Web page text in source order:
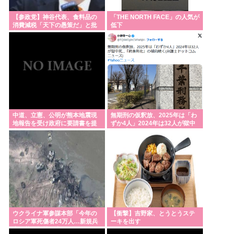
【参政党】神谷代表、食料品の
消費減税「天下の愚策だ」と批
判
「THE NORTH FACE」の人気が
低下
中道、立憲、公明が熊本地震現
地報告を受け政府に要請書を提
出へ
無期刑の仮釈放、2025年は「わ
ずか4人」2024年は32人が獄中
ウクライナ軍参謀本部「今年の
ロシア軍死傷者24万人…新規兵
力の募集規模を上回る」！
【衝撃】吉野家、とうとうステ
ーキを出す